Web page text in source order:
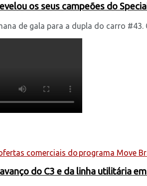
os seus campeões do
de gala para a dupla do carro
do C3 e da linha utilitária